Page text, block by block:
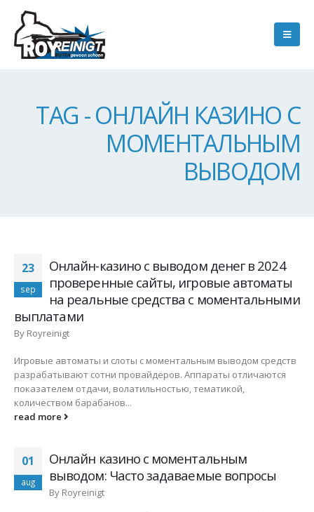
TAG - ОНЛАЙН КАЗИНО С
МОМЕНТАЛЬНЫМ
ВЫВОДОМ
23
sep
Онлайн-казино с выводом денег в 2024
проверенные сайты, игровые автоматы
на реальные средства с моментальными
выплатами
By Royreinigt
Игровые автоматы и слоты с моментальным выводом средств
разрабатывают сотни провайдеров. Аппараты отличаются
показателем отдачи, волатильностью, тематикой,
количеством барабанов...
read more
01
aug
Онлайн казино с моментальным
выводом: Часто задаваемые вопросы
By Royreinigt